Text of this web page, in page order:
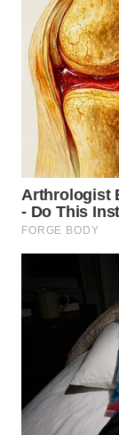
Os alertas
nível da
descarga
banheiro
uso intenso
o vaso
para limpar
outros
como ralo
O caminho
como
descarga.
sifão, caixa
imóveis com